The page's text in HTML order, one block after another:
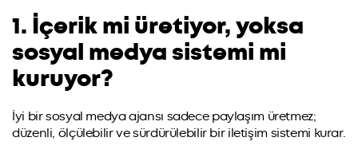
1. İçerik mi üretiyor, yoksa
sosyal medya sistemi mi
kuruyor?
İyi bir sosyal medya ajansı sadece paylaşım üretmez;
düzenli, ölçülebilir ve sürdürülebilir bir iletişim sistemi kurar.